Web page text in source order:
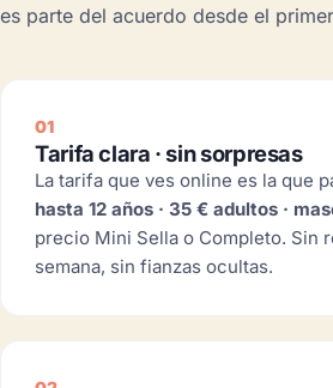
es parte del acuerdo desde el
01
Tarifa clara · sin sorpresas
La tarifa que ves online es la que
hasta 12 años · 35 € adultos ·
precio Mini Sella o Completo. Sin
semana, sin fianzas ocultas.